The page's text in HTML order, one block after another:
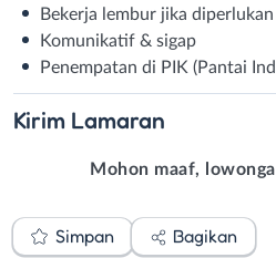
Bekerja lembur jika diperlukan
Komunikatif & sigap
Penempatan di PIK (Pantai
Kirim Lamaran
Mohon maaf,
Simpan Bagikan